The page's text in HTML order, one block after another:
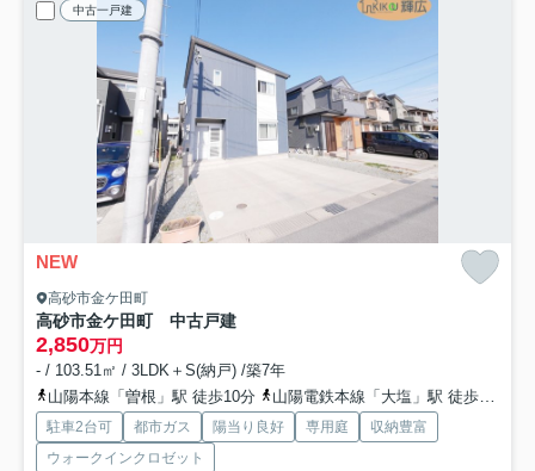
中古一戸建
NEW
高砂市金ケ田町
高砂市金ケ田町 中古戸建
2,850万円
- / 103.51㎡ / 3LDK＋S(納戸) /築7年
山陽本線「曽根」駅 徒歩10分
山陽電鉄本線「大塩」駅 徒歩37分
駐車2台可 都市ガス 陽当り良好 専用庭
収納豊富
ウォークインクロゼット